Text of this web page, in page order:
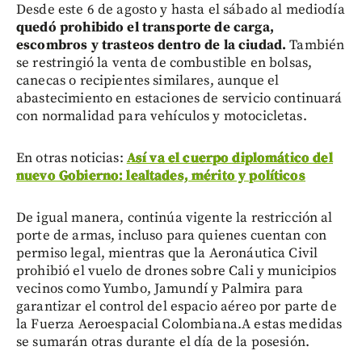
Desde este 6 de agosto y hasta el sábado al mediodía
quedó prohibido el transporte de carga,
escombros y trasteos dentro de la ciudad. También
se restringió la venta de combustible en bolsas,
canecas o recipientes similares, aunque el
abastecimiento en estaciones de servicio continuará
con normalidad para vehículos y motocicletas.
En otras noticias: Así va el cuerpo diplomático del
nuevo Gobierno: lealtades, mérito y políticos
De igual manera, continúa vigente la restricción al
porte de armas, incluso para quienes cuentan con
permiso legal, mientras que la Aeronáutica Civil
prohibió el vuelo de drones sobre Cali y municipios
vecinos como Yumbo, Jamundí y Palmira para
garantizar el control del espacio aéreo por parte de
la Fuerza Aeroespacial Colombiana.A estas medidas
se sumarán otras durante el día de la posesión.